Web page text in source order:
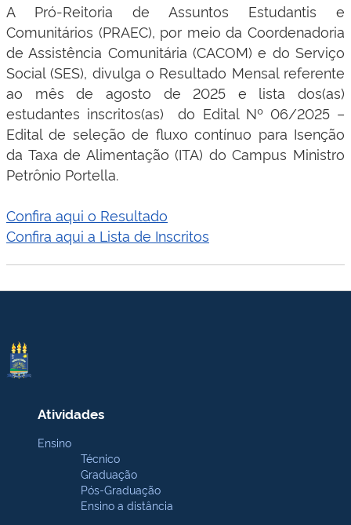
A Pró-Reitoria de Assuntos Estudantis e
Comunitários (PRAEC), por meio da Coordenadoria
de Assistência Comunitária (CACOM) e do Serviço
Social (SES), divulga o Resultado Mensal referente
ao mês de agosto de 2025 e lista dos(as)
estudantes inscritos(as) do Edital Nº 06/2025 –
Edital de seleção de fluxo contínuo para Isenção
da Taxa de Alimentação (ITA) do Campus Ministro
Petrônio Portella.
Confira aqui o Resultado
Confira aqui a Lista de Inscritos
Atividades
Ensino
Técnico
Graduação
Pós-Graduação
Ensino a distância